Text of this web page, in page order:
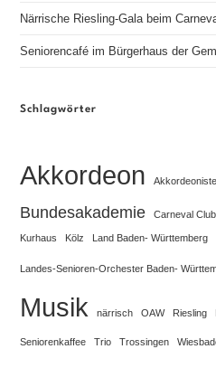
Närrische Riesling-Gala beim
Seniorencafé im Bürgerhaus der
Schlagwörter
Akkordeon
Bundesakademie
Carneval Club
Kurhaus Kölz Land Baden- Württemberg
Landes-Senioren-Orchester Baden-
Musik närrisch OAW Riesling
Seniorenkaffee Trio Trossingen